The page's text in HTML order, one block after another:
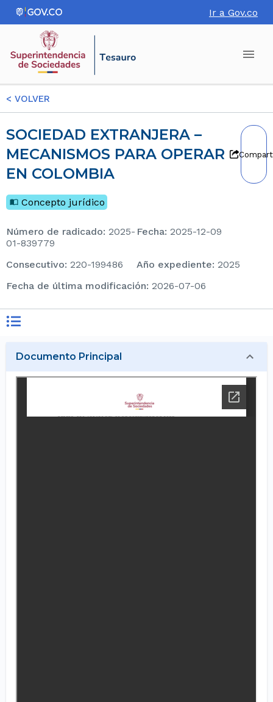
Ir a Gov.co
< VOLVER
SOCIEDAD EXTRANJERA –
MECANISMOS PARA OPERAR
EN COLOMBIA
Concepto jurídico
Número de radicado: 2025-
01-839779
Fecha: 2025-12-09
consecutivo: 220-199486 Año expediente: 2025
Fecha de última modificación: 2026-07-06
Documento Principal